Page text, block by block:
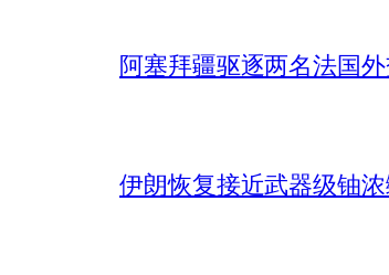
阿塞拜疆驱逐两名法国
伊朗恢复接近武器级铀